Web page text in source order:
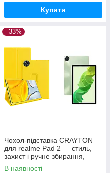
Купити
–33%
Чохол-підставка CRAYTON
для realme Pad 2 — стиль,
захист і ручне збирання,
колір Жовтий
В наявності